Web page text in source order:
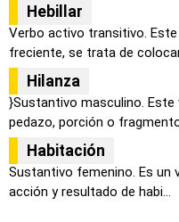
Hebillar
Verbo activo transitivo.
freciente, se trata de
Hilanza
}Sustantivo masculino. Este
pedazo, porción o
Habitación
Sustantivo femenino. Es un
acción y resultado de habi...